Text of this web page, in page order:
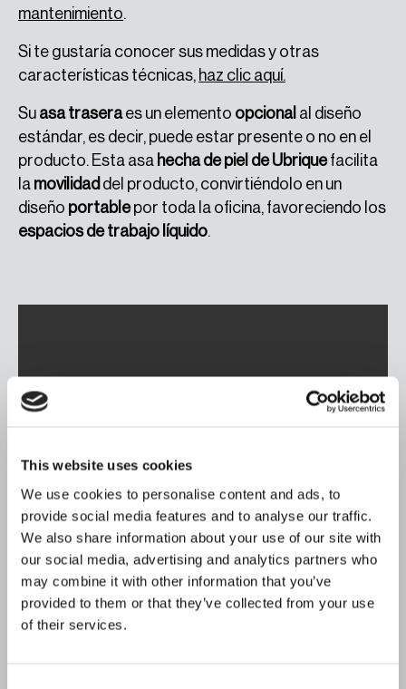
This website uses cookies
We use cookies to personalise content and ads, to
provide social media features and to analyse our traffic.
We also share information about your use of our site with
our social media, advertising and analytics partners who
may combine it with other information that you’ve
provided to them or that they’ve collected from your use
of their services.
mantenimiento.
Si te gustaría conocer sus medidas y otras
características técnicas, haz clic aquí.
Su asa traseraes un elemento opcional al diseño
estándar, es decir, puede estar presente o no en el
producto. Esta asa hecha de piel de Ubriquefacilita
la movilidad del producto, convirtiéndolo en un
diseño portablepor toda la oficina, favoreciendo los
espacios de trabajo líquido.
Un diseño adaptable a cualquier espacio
Como ya conocerás, esPattio, al ser una marca
especializada en